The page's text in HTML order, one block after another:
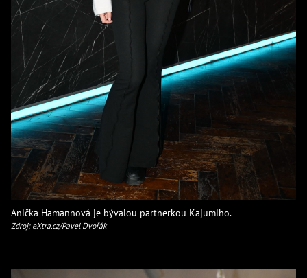
Anička Hamannová je bývalou partnerkou Kajumiho.
Zdroj: eXtra.cz/Pavel Dvořák